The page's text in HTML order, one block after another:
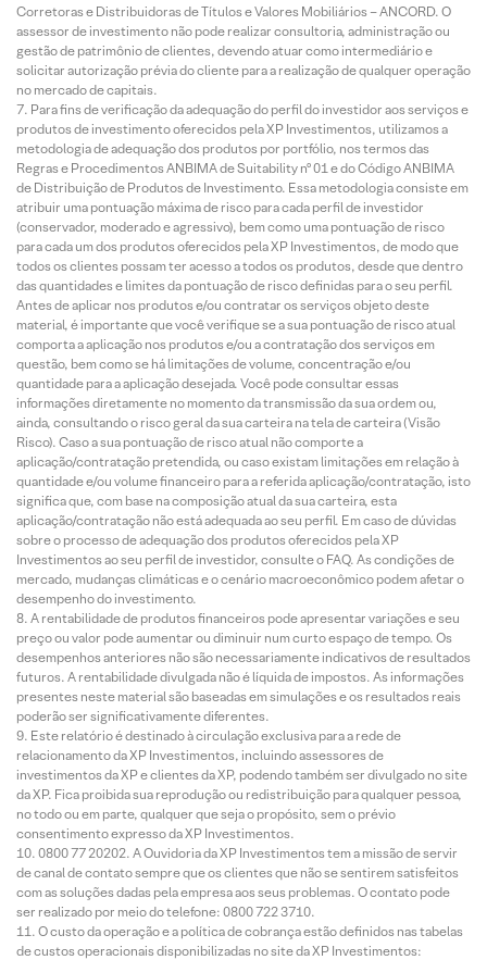
Corretoras e Distribuidoras de Títulos e Valores Mobiliários – ANCORD. O
assessor de investimento não pode realizar consultoria, administração ou
gestão de patrimônio de clientes, devendo atuar como intermediário e
solicitar autorização prévia do cliente para a realização de qualquer operação
no mercado de capitais.
Para fins de verificação da adequação do perfil do investidor aos serviços e
produtos de investimento oferecidos pela XP Investimentos, utilizamos a
metodologia de adequação dos produtos por portfólio, nos termos das
Regras e Procedimentos ANBIMA de Suitability nº 01 e do Código ANBIMA
de Distribuição de Produtos de Investimento. Essa metodologia consiste em
atribuir uma pontuação máxima de risco para cada perfil de investidor
(conservador, moderado e agressivo), bem como uma pontuação de risco
para cada um dos produtos oferecidos pela XP Investimentos, de modo que
todos os clientes possam ter acesso a todos os produtos, desde que dentro
das quantidades e limites da pontuação de risco definidas para o seu perfil.
Antes de aplicar nos produtos e/ou contratar os serviços objeto deste
material, é importante que você verifique se a sua pontuação de risco atual
comporta a aplicação nos produtos e/ou a contratação dos serviços em
questão, bem como se há limitações de volume, concentração e/ou
quantidade para a aplicação desejada. Você pode consultar essas
informações diretamente no momento da transmissão da sua ordem ou,
ainda, consultando o risco geral da sua carteira na tela de carteira (Visão
Risco). Caso a sua pontuação de risco atual não comporte a
aplicação/contratação pretendida, ou caso existam limitações em relação à
quantidade e/ou volume financeiro para a referida aplicação/contratação, isto
significa que, com base na composição atual da sua carteira, esta
aplicação/contratação não está adequada ao seu perfil. Em caso de dúvidas
sobre o processo de adequação dos produtos oferecidos pela XP
Investimentos ao seu perfil de investidor, consulte o FAQ. As condições de
mercado, mudanças climáticas e o cenário macroeconômico podem afetar o
desempenho do investimento.
A rentabilidade de produtos financeiros pode apresentar variações e seu
preço ou valor pode aumentar ou diminuir num curto espaço de tempo. Os
desempenhos anteriores não são necessariamente indicativos de resultados
futuros. A rentabilidade divulgada não é líquida de impostos. As informações
presentes neste material são baseadas em simulações e os resultados reais
poderão ser significativamente diferentes.
Este relatório é destinado à circulação exclusiva para a rede de
relacionamento da XP Investimentos, incluindo assessores de
investimentos da XP e clientes da XP, podendo também ser divulgado no site
da XP. Fica proibida sua reprodução ou redistribuição para qualquer pessoa,
no todo ou em parte, qualquer que seja o propósito, sem o prévio
consentimento expresso da XP Investimentos.
0800 77 20202. A Ouvidoria da XP Investimentos tem a missão de servir
de canal de contato sempre que os clientes que não se sentirem satisfeitos
com as soluções dadas pela empresa aos seus problemas. O contato pode
ser realizado por meio do telefone: 0800 722 3710.
O custo da operação e a política de cobrança estão definidos nas tabelas
de custos operacionais disponibilizadas no site da XP Investimentos: